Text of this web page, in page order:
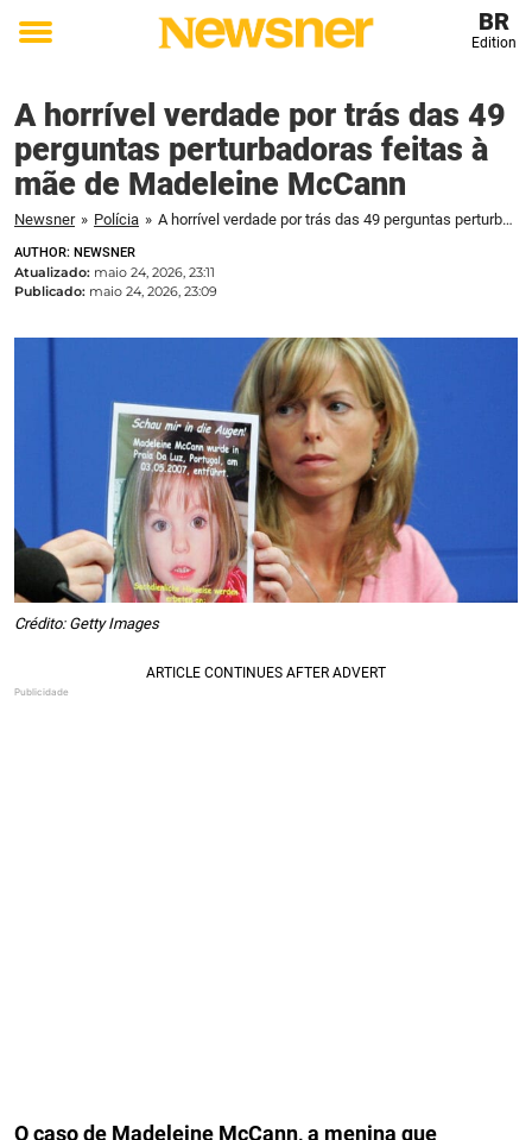
Toggle
BR
Edition
A horrível verdade por trás das 49
perguntas perturbadoras feitas à
mãe de Madeleine McCann
Newsner » Polícia » A horrível verdade por trás das 49 perguntas perturbadoras feitas à mãe de Madeleine McCann
AUTHOR: NEWSNER
Atualizado: maio 24, 2026, 23:11
Publicado: maio 24, 2026, 23:09
Crédito: Getty Images
O caso de Madeleine McCann, a menina que